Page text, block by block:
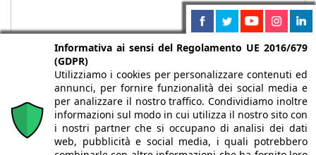
Chi siamo Autori Per la tua pubblicità
Iscriviti alla
newsletter
Informativa ai sensi del Regolamento UE 2016/679
(GDPR)
Utilizziamo i cookies per personalizzare contenuti ed
annunci, per fornire funzionalità dei social media e
per analizzare il nostro traffico. Condividiamo inoltre
informazioni sul modo in cui utilizza il nostro sito con
i nostri partner che si occupano di analisi dei dati
web, pubblicità e social media, i quali potrebbero